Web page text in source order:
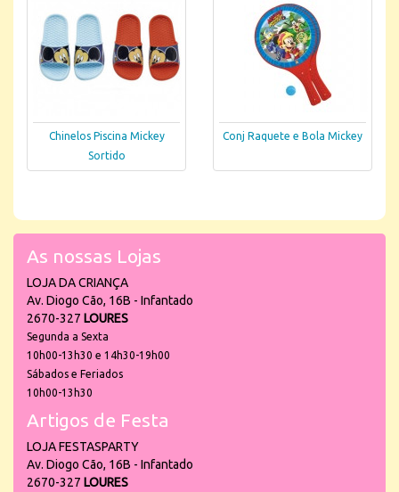
Chinelos Piscina Mickey
Sortido
Conj Raquete e Bola Mickey
As nossas Lojas
LOJA DA CRIANÇA
Av. Diogo Cão, 16B - Infantado
2670-327 LOURES
Segunda a Sexta
10h00-13h30 e 14h30-19h00
Sábados e Feriados
10h00-13h30
Artigos de Festa
LOJA FESTASPARTY
Av. Diogo Cão, 16B - Infantado
2670-327 LOURES